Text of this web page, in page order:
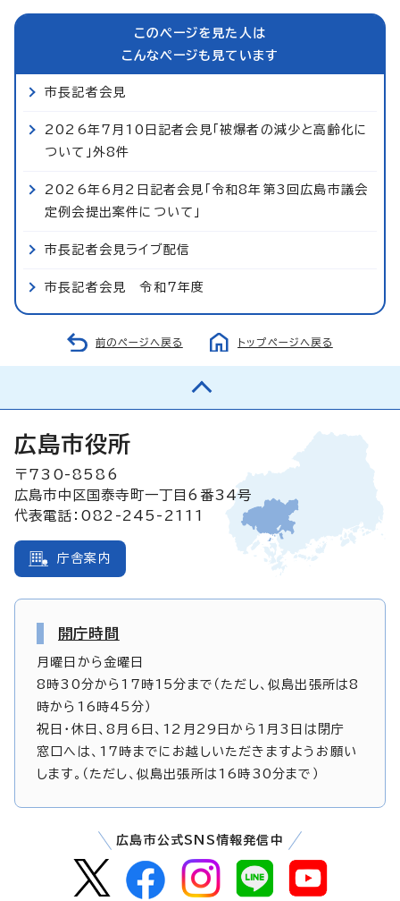
このページを見た人は
こんなページも見ています
市長記者会見
2026年7月10日記者会見「被爆者の減少と高齢化に
ついて」外8件
2026年6月2日記者会見「令和8年第3回広島市議会
定例会提出案件について」
市長記者会見ライブ配信
市長記者会見 令和7年度
前のページへ戻る トップページへ戻る
広島市役所
〒730-8586
広島市中区国泰寺町一丁目6番34号
代表電話：082-245-2111
庁舎案内
開庁時間
月曜日から金曜日
8時30分から17時15分まで（ただし、似島出張所は8
時から16時45分）
祝日・休日、8月6日、12月29日から1月3日は閉庁
窓口へは、17時までにお越しいただきますようお願い
します。（ただし、似島出張所は16時30分まで）
広島市公式SNS情報発信中